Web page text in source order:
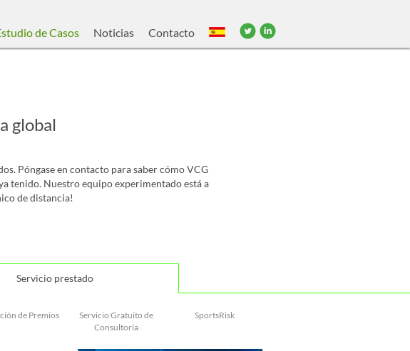
de Casos Noticias Contacto
global
Póngase en contacto para saber cómo VCG
tenido. Nuestro equipo experimentado está a
de distancia!
Servicio prestado
de Premios
Servicio Gratuito de
Consultoría
SportsRisk